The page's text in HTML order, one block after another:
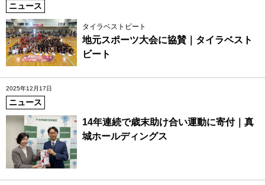
ニュース
タイラベストビート
地元スポーツ大会に協賛｜タイラベスト
ビート
2025年12月17日
ニュース
14年連続で歳末助け合い運動に寄付｜真
城ホールディングス